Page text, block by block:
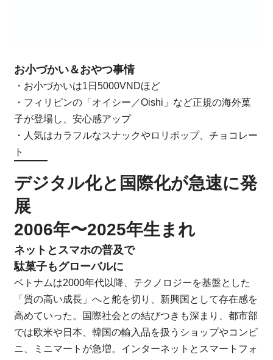
お小づかい＆おやつ事情
・お小づかいは1日5000VNDほど
・フィリピンの「オイシー／Oishi」など正規の海外菓
子が登場し、安心感アップ
・人気はカラフルなスナックやロリポップ、チョコレー
ト
デジタル化と国際化が急速に発
展
2006年〜2025年生まれ
ネットとスマホの普及で
駄菓子もグローバルに
ベトナムは2000年代以降、テクノロジーを基盤とした
「質の高い成長」へと舵を切り、新興国として存在感を
高めていった。国際社会との結びつきも深まり、都市部
では欧米や日本、韓国の輸入品を扱うショップやコンビ
ニ、ミニマートが急増。インターネットとスマートフォ